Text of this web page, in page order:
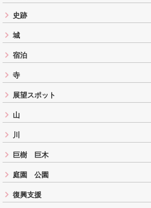
史跡
城
宿泊
寺
展望スポット
山
川
巨樹 巨木
庭園 公園
復興支援